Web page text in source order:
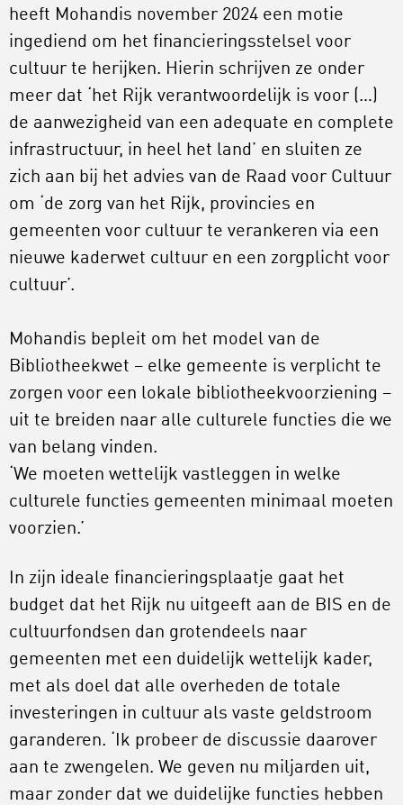
heeft Mohandis november 2024 een motie
ingediend om het financieringsstelsel voor
cultuur te herijken. Hierin schrijven ze onder
meer dat ‘het Rijk verantwoordelijk is voor (…)
de aanwezigheid van een adequate en complete
infrastructuur, in heel het land’ en sluiten ze
zich aan bij het advies van de Raad voor Cultuur
om ‘de zorg van het Rijk, provincies en
gemeenten voor cultuur te verankeren via een
nieuwe kaderwet cultuur en een zorgplicht voor
cultuur’.
Mohandis bepleit om het model van de
Bibliotheekwet – elke gemeente is verplicht te
zorgen voor een lokale bibliotheekvoorziening –
uit te breiden naar alle culturele functies die we
van belang vinden.
‘We moeten wettelijk vastleggen in welke
culturele functies gemeenten minimaal moeten
voorzien.’
In zijn ideale financieringsplaatje gaat het
budget dat het Rijk nu uitgeeft aan de BIS en de
cultuurfondsen dan grotendeels naar
gemeenten met een duidelijk wettelijk kader,
met als doel dat alle overheden de totale
investeringen in cultuur als vaste geldstroom
garanderen. ‘Ik probeer de discussie daarover
aan te zwengelen. We geven nu miljarden uit,
maar zonder dat we duidelijke functies hebben